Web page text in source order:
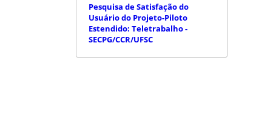
Pesquisa de Satisfação do
Usuário do Projeto-Piloto
Estendido: Teletrabalho -
SECPG/CCR/UFSC